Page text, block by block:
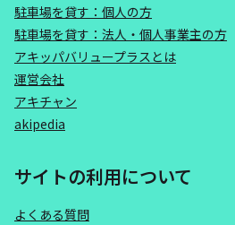
駐車場を貸す：個人の方
駐車場を貸す：法人・個人事業主の方
アキッパバリュープラスとは
運営会社
アキチャン
akipedia
サイトの利用について
よくある質問